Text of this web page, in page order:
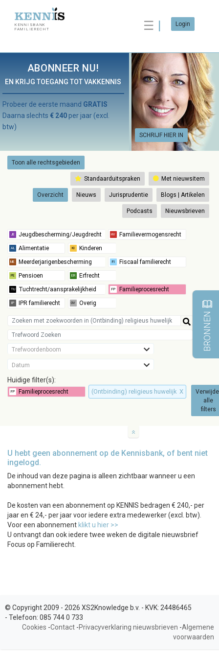
KENNISBANK
FAMILIERECHT
☰ Login
ABONNEER NU!
EN KRIJG TOEGANG TOT VAKKENNIS
SCHRIJF HIER IN
Probeer de eerste maand GRATIS
Daarna slechts € 240 per jaar (excl.
btw)
Toon alle rechtsgebieden
Standaarduitspraken Met nieuwsitem
Overzicht Nieuws Jurisprudentie Blogs | Artikelen
Podcasts Nieuwsbrieven
Trefwoordenboom
Datum
Huidige filter(s):
(Ontbinding) religieus huwelijk X
alle
filters
U hebt geen abonnement op de Kennisbank, of bent niet
ingelogd.
De inhoud van deze pagina is alleen zichtbaar wanneer u een
abonnement hebt.
De kosten van een abonnement op KENNIS bedragen € 240,- per
jaar en € 24,- per jaar voor iedere extra medewerker (excl. btw).
Voor een abonnement klikt u hier >>
U ontvangt dan ook iedere twee weken de digitale nieuwsbrief
Focus op Familierecht.
BRONNEN
© Copyright 2009 - 2026 XS2Knowledge b.v. - KVK: 24486465
- Telefoon: 085 744 0 733
Cookies -Contact -Privacyverklaring nieuwsbrieven -Algemene
voorwaarden